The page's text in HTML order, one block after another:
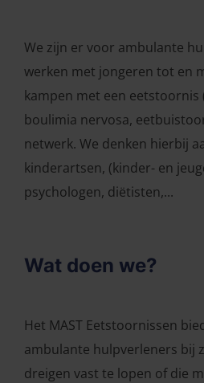
We zijn er voor ambulante
werken met jongeren tot en
kampen met een eetstoornis
boulimia nervosa,
netwerk. We denken hierbij
kinderartsen, (kinder- en
psychologen, diëtisten,...
Wat doen we?
Het MAST Eetstoornissen
ambulante hulpverleners bij
dreigen vast te lopen of die